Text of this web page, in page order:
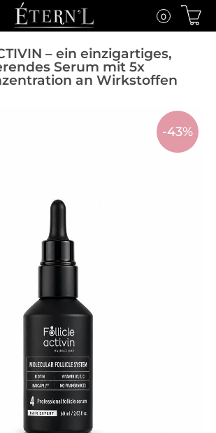
0
– ein einzigartiges,
Serum mit 5x
an Wirkstoffen
-43%